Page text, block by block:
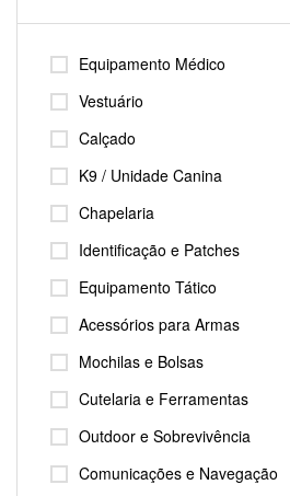
Equipamento Médico
Vestuário
Calçado
K9 / Unidade Canina
Chapelaria
Identificação e Patches
Equipamento Tático
Acessórios para Armas
Mochilas e Bolsas
Cutelaria e Ferramentas
Outdoor e Sobrevivência
Comunicações e Navegação